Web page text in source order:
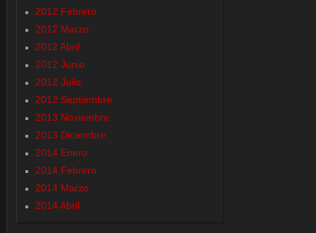
2012 Febrero
2012 Marzo
2012 Abril
2012 Junio
2012 Julio
2012 Septiembre
2013 Noviembre
2013 Diciembre
2014 Enero
2014 Febrero
2014 Marzo
2014 Abril